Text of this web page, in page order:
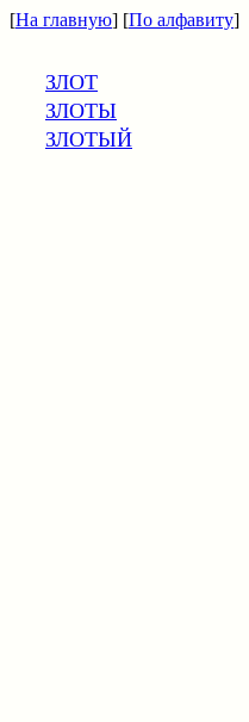
[На главную] [По алфавиту]
ЗЛОТ
ЗЛОТЫ
ЗЛОТЫЙ